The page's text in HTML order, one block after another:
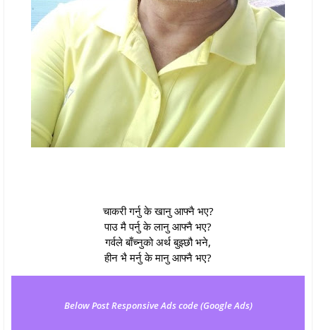
चाकरी गर्नु के खानु आफ्नै भए?
पाउ मै पर्नु के लानु आफ्नै भए?
गर्वले बाँच्नुको अर्थ बुझ्छौ भने,
हीन भै मर्नु के मानु आफ्नै भए?
Below Post Responsive Ads code (Google Ads)